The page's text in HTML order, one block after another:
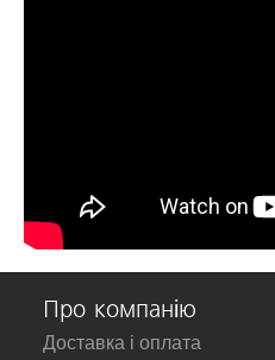
Про компанію
Доставка і оплата